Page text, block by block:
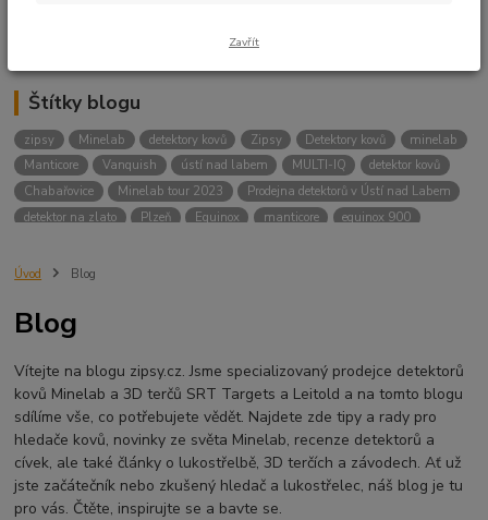
Štítky blogu
zipsy Minelab detektory kovů Zipsy Detektory kovů
minelab
Manticore
Vanquish ústí nad labem MULTI-IQ
detektor kovů
Chabařovice
Minelab tour 2023
Prodejna detektorů v Ústí nad Labem
detektor na zlato
Plzeň Equinox manticore
equinox 900
Sraz detektorářů
ÚSTÍ NAD LABEM
Jídlo na cesty
Mníšek u Liberece Karlovy Vary
Equinox 900
Soutěž o detektor
Severní Čechy
hledání pokladů
technologie Multi IQ
Úvod Blog
Blog
Vítejte na blogu zipsy.cz. Jsme specializovaný prodejce detektorů
kovů Minelab a 3D terčů SRT Targets a Leitold a na tomto blogu
sdílíme vše, co potřebujete vědět. Najdete zde tipy a rady pro
hledače kovů, novinky ze světa Minelab, recenze detektorů a
cívek, ale také články o lukostřelbě, 3D terčích a závodech. Ať už
jste začátečník nebo zkušený hledač a lukostřelec, náš blog je tu
pro vás. Čtěte, inspirujte se a bavte se.
Zavřít